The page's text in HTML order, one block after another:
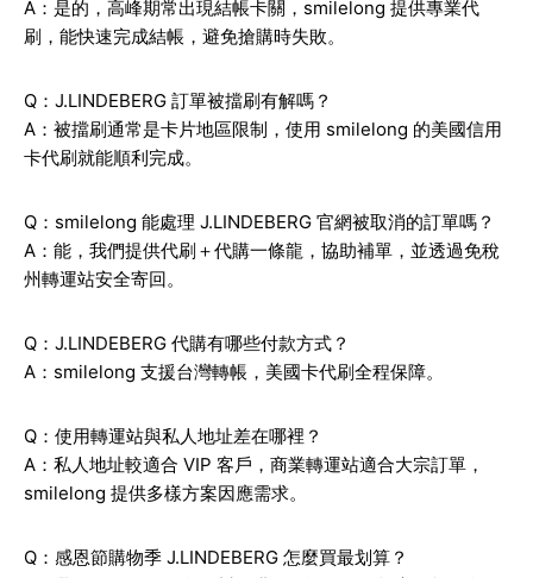
A：是的，高峰期常出現結帳卡關，smilelong 提供專業代
刷，能快速完成結帳，避免搶購時失敗。
Q：J.LINDEBERG 訂單被擋刷有解嗎？
A：被擋刷通常是卡片地區限制，使用 smilelong 的美國信用
卡代刷就能順利完成。
Q：smilelong 能處理 J.LINDEBERG 官網被取消的訂單嗎？
A：能，我們提供代刷＋代購一條龍，協助補單，並透過免稅
州轉運站安全寄回。
Q：J.LINDEBERG 代購有哪些付款方式？
A：smilelong 支援台灣轉帳，美國卡代刷全程保障。
Q：使用轉運站與私人地址差在哪裡？
A：私人地址較適合 VIP 客戶，商業轉運站適合大宗訂單，
smilelong 提供多樣方案因應需求。
Q：感恩節購物季 J.LINDEBERG 怎麼買最划算？